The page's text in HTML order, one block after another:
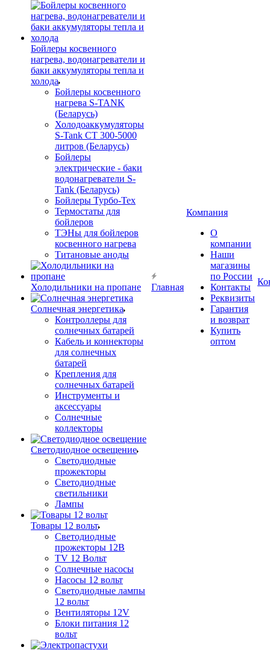
Бойлеры косвенного
нагрева, водонагреватели и
баки аккумуляторы тепла и
холода
Бойлеры косвенного
нагрева S-TANK
(Беларусь)
Холодоаккумуляторы
S-Tank СТ 300-5000
литров (Беларусь)
Бойлеры
электрические - баки
водонагреватели S-
Tank (Беларусь)
Бойлеры Турбо-Тех
Термостаты для
бойлеров
ТЭНы для бойлеров
косвенного нагрева
Титановые аноды
Холодильники на пропане
Солнечная энергетика
Контроллеры для
солнечных батарей
Кабель и коннекторы
для солнечных
батарей
Крепления для
солнечных батарей
Инструменты и
аксессуары
Солнечные
коллекторы
Светодиодное освещение
Светодиодные
прожекторы
Светодиодные
светильники
Лампы
Товары 12 вольт
Светодиодные
прожекторы 12В
TV 12 Вольт
Солнечные насосы
Насосы 12 вольт
Светодиодные лампы
12 вольт
Вентиляторы 12V
Блоки питания 12
вольт
Главная
Компания
О
компании
Наши
магазины
по России
Контакты
Реквизиты
Гарантия
и возврат
Купить
оптом